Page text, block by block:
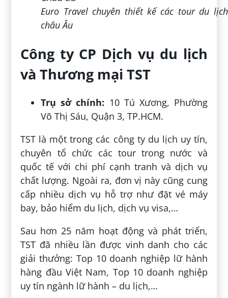
Euro Travel chuyên thiết kế các tour du lịch
châu Âu
Công ty CP Dịch vụ du lịch
và Thương mại TST
Trụ sở chính: 10 Tú Xương, Phường
Võ Thị Sáu, Quận 3, TP.HCM.
TST là một trong các công ty du lịch uy tín,
chuyên tổ chức các tour trong nước và
quốc tế với chi phí cạnh tranh và dịch vụ
chất lượng. Ngoài ra, đơn vị này cũng cung
cấp nhiều dịch vụ hỗ trợ như đặt vé máy
bay, bảo hiểm du lịch, dịch vụ visa,…
Sau hơn 25 năm hoạt động và phát triển,
TST đã nhiều lần được vinh danh cho các
giải thưởng: Top 10 doanh nghiệp lữ hành
hàng đầu Việt Nam, Top 10 doanh nghiệp
uy tín ngành lữ hành – du lịch,…